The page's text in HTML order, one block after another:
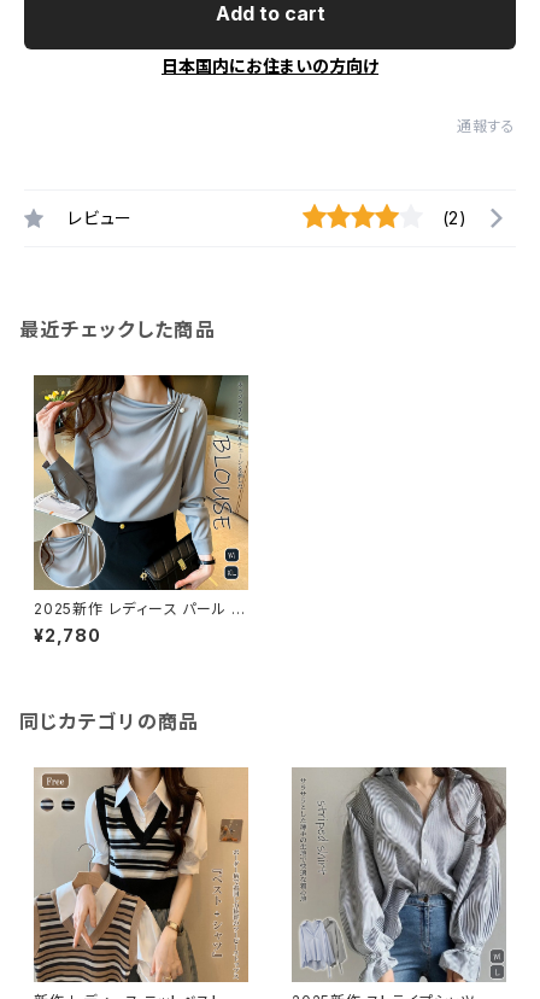
Add to cart
日本国内にお住まいの方向け
通報する
レビュー (2)
最近チェックした商品
2025新作 レディース パール ド
レープ ブラウス エレガント フォ
ーマル 卒園 卒業 入学式
¥2,780
同じカテゴリの商品